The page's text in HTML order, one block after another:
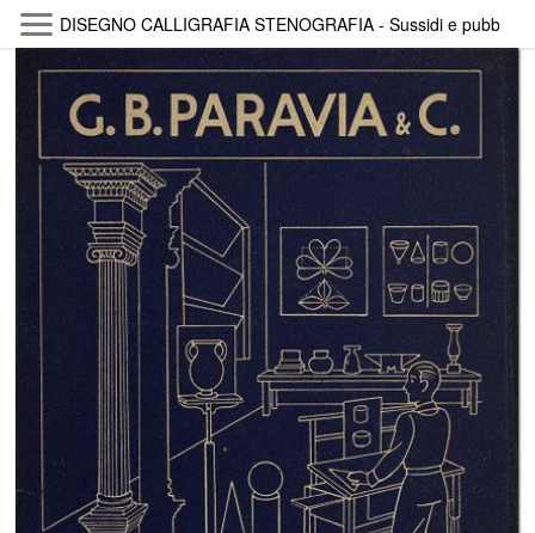
Skip to main content
Byterfly
Follow The Byterfly And Enjoy Open
Knowledge
Policy Collections Providers Exhibitions
Search Term
DISEGNO CALLIGRAFIA STENOGRAFIA - Sussidi e